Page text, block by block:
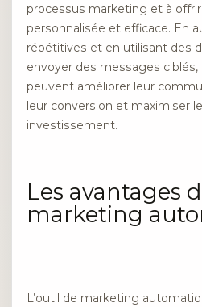
processus marketing et à
personnalisée et efficace. En
répétitives et en utilisant des
envoyer des messages
peuvent améliorer leur
leur conversion et maximiser
investissement.
Les avantages
marketing
L’outil de marketing